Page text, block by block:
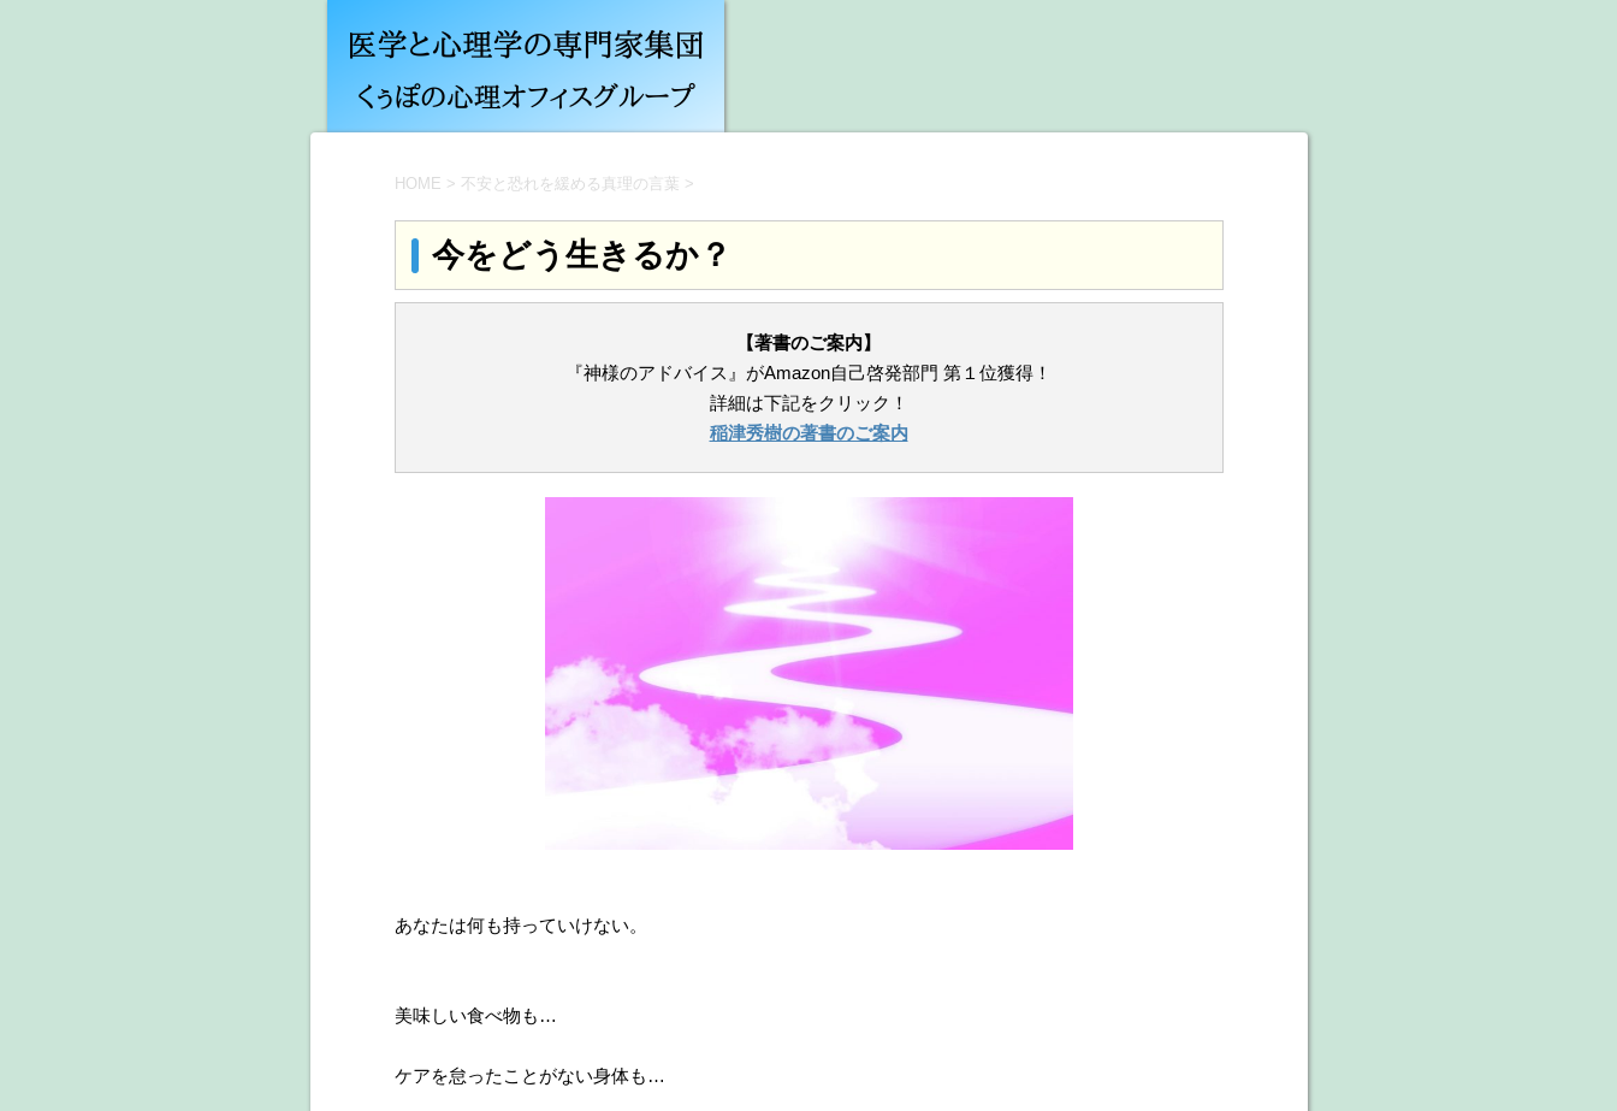
HOME > 不安と恐れを緩める真理の言葉 >
今をどう生きるか？
【著書のご案内】
『神様のアドバイス』がAmazon自己啓発部門 第１位獲得！
詳細は下記をクリック！
稲津秀樹の著書のご案内
あなたは何も持っていけない。
美味しい食べ物も…
ケアを怠ったことがない身体も…